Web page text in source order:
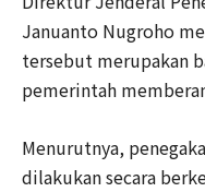
Januanto Nugroho
tersebut merupakan
pemerintah
Menurutnya,
dilakukan secara